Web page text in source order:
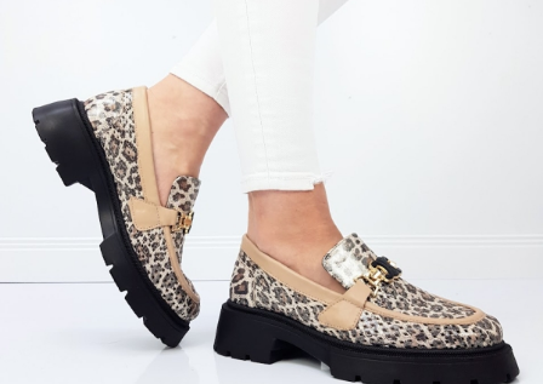
Ежедневни обувки с леопардов
принт от естествена кожа- Tobi